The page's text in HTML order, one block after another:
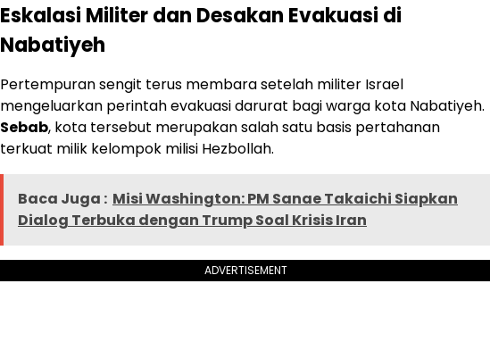
Eskalasi Militer dan Desakan Evakuasi di
Nabatiyeh
Pertempuran sengit terus membara setelah militer Israel
mengeluarkan perintah evakuasi darurat bagi warga kota Nabatiyeh.
Sebab, kota tersebut merupakan salah satu basis pertahanan
terkuat milik kelompok milisi Hezbollah.
Baca Juga : Misi Washington: PM Sanae Takaichi Siapkan
Dialog Terbuka dengan Trump Soal Krisis Iran
ADVERTISEMENT